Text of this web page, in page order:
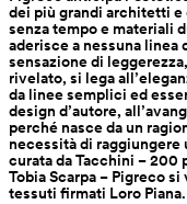
dei più grandi architetti
senza tempo e materiali
aderisce a nessuna linea
sensazione di
rivelato, si lega
da linee semplici ed
design d’autore,
perché nasce da un
necessità di
curata da Tacchini − 200
Tobia Scarpa − Pigreco
tessuti firmati Loro Piana.